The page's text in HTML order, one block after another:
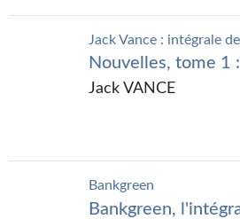
Journal d'un homme des bois
F.A.Q.
Soumettre un manuscrit
Jack Vance : intégrale
Nouvelles, tome 1
Jack VANCE
Bankgreen
Bankgreen,